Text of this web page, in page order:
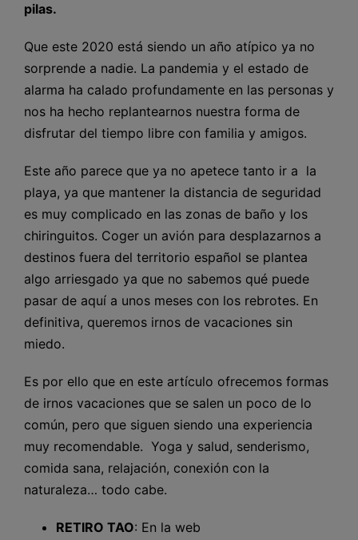
pilas.
Que este 2020 está siendo un año atípico ya no
sorprende a nadie. La pandemia y el estado de
alarma ha calado profundamente en las personas y
nos ha hecho replantearnos nuestra forma de
disfrutar del tiempo libre con familia y amigos.
Este año parece que ya no apetece tanto ir a la
playa, ya que mantener la distancia de seguridad
es muy complicado en las zonas de baño y los
chiringuitos. Coger un avión para desplazarnos a
destinos fuera del territorio español se plantea
algo arriesgado ya que no sabemos qué puede
pasar de aquí a unos meses con los rebrotes. En
definitiva, queremos irnos de vacaciones sin
miedo.
Es por ello que en este artículo ofrecemos formas
de irnos vacaciones que se salen un poco de lo
común, pero que siguen siendo una experiencia
muy recomendable. Yoga y salud, senderismo,
comida sana, relajación, conexión con la
naturaleza… todo cabe.
RETIRO TAO: En la web